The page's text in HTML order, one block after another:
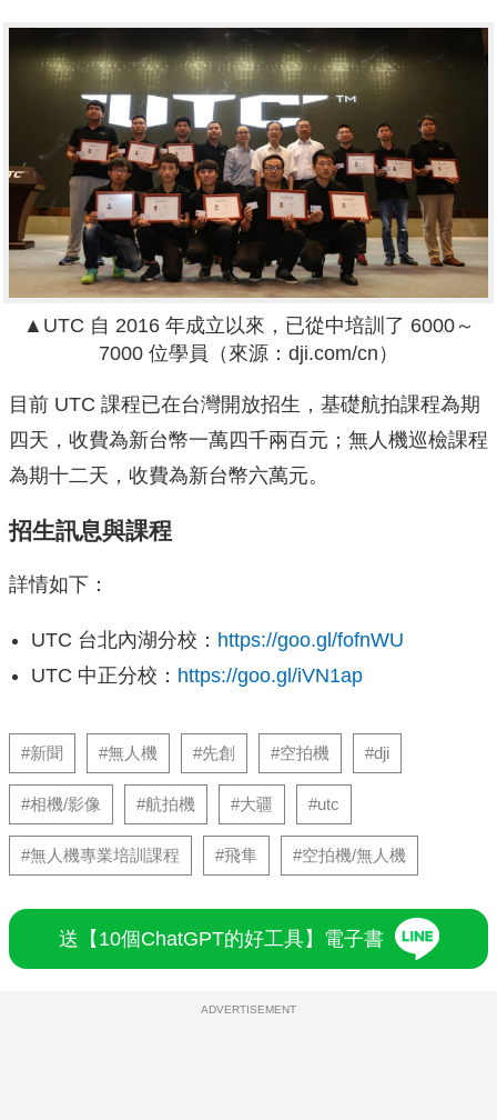
▲UTC 自 2016 年成立以來，已從中培訓了 6000～
7000 位學員（來源：dji.com/cn）
目前 UTC 課程已在台灣開放招生，基礎航拍課程為期
四天，收費為新台幣一萬四千兩百元；無人機巡檢課程
為期十二天，收費為新台幣六萬元。
招生訊息與課程
詳情如下：
UTC 台北內湖分校： https://goo.gl/fofnWU
UTC 中正分校： https://goo.gl/iVN1ap
#新聞 #無人機 #先創 #空拍機 #dji
#相機/影像 #航拍機 #大疆 #utc
#無人機專業培訓課程 #飛隼 #空拍機/無人機
送【10個ChatGPT的好工具】電子書
ADVERTISEMENT